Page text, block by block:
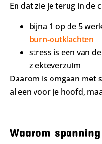
En dat zie je terug in de
bijna 1 op de 5
burn‑outklachten
stress is een van
ziekteverzuim
Daarom is omgaan met
alleen voor je hoofd,
Waarom